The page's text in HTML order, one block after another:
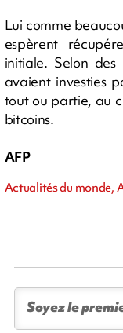
Lui comme
espèrent
initiale. Selon des
avaient investies
tout ou partie, au
bitcoins.
AFP
Actualités du monde,